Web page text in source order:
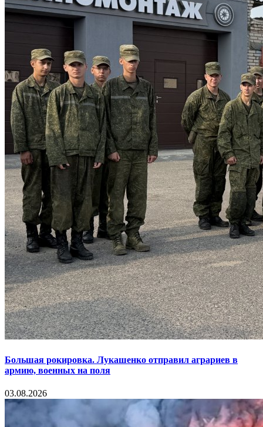
Большая рокировка. Лукашенко отправил аграриев в
армию, военных на поля
03.08.2026